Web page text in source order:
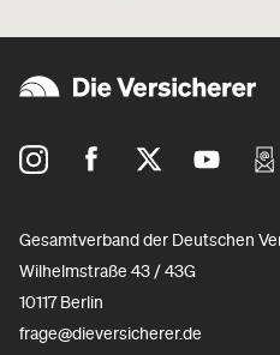
Gesamtverband der Deutschen
Wilhelmstraße 43 / 43G
10117 Berlin
frage@dieversicherer.de